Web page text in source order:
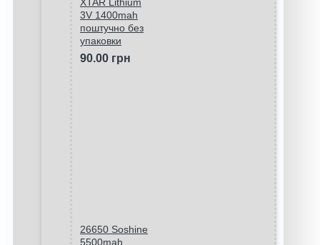
3V 1400mah
поштучно без
упаковки
90.00 грн
26650 Soshine
5500mah